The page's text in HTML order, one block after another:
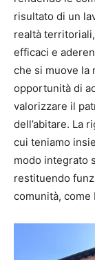
risultato di un
realtà
efficaci e
che si muove la
opportunità di
valorizzare il
dell’abitare. La
cui teniamo
modo integrato
restituendo
comunità, come